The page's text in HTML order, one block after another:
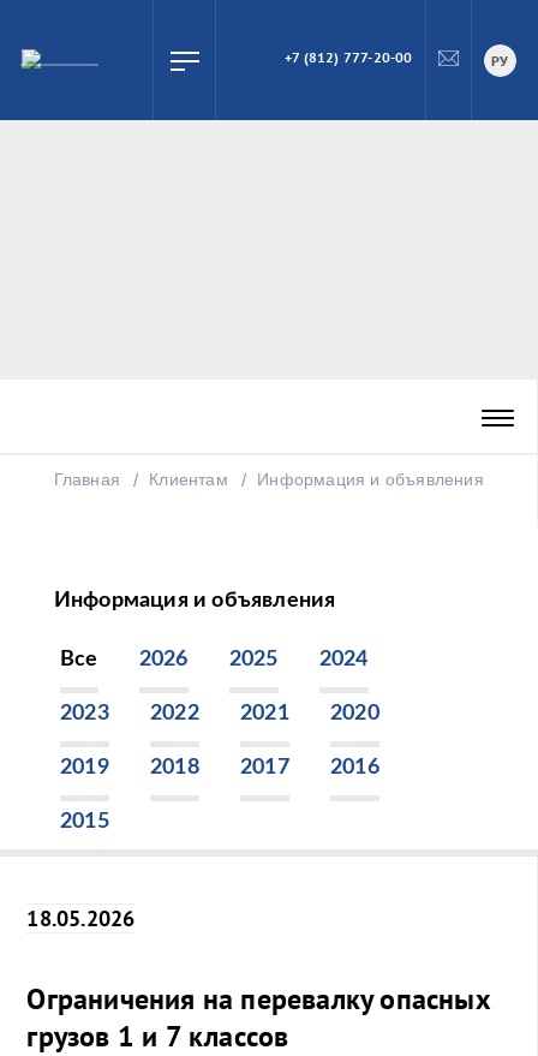
ПОИСК
+7 (812) 777-20-00 РУ
Главная Клиентам Информация и объявления
Информация и объявления
Все 2026 2025 2024
2023 2022 2021 2020
2019 2018 2017 2016
2015
18.05.2026
Ограничения на перевалку опасных
грузов 1 и 7 классов